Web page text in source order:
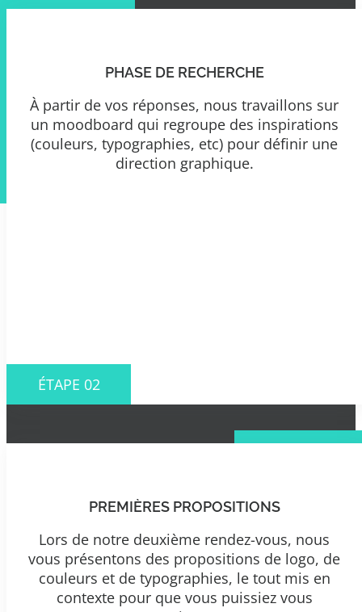
PHASE DE RECHERCHE
À partir de vos réponses, nous travaillons sur
un moodboard qui regroupe des inspirations
(couleurs, typographies, etc) pour définir une
direction graphique.
ÉTAPE 02
PREMIÈRES PROPOSITIONS
Lors de notre deuxième rendez-vous, nous
vous présentons des propositions de logo, de
couleurs et de typographies, le tout mis en
contexte pour que vous puissiez vous